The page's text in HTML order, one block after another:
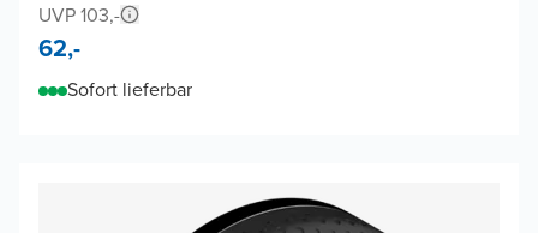
UVP 103,-
62,-
Sofort lieferbar